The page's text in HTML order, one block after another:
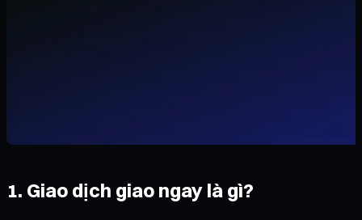
1. Giao dịch giao ngay là gì?